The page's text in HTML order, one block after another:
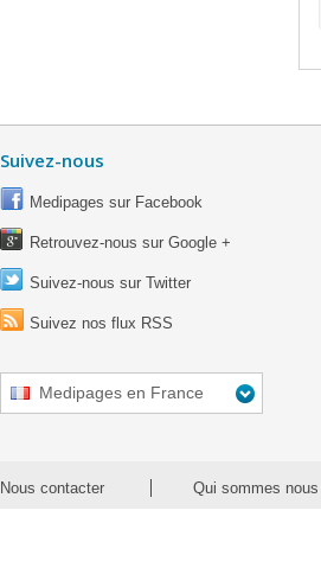
Suivez-nous
Medipages sur Facebook
Retrouvez-nous sur Google +
Suivez-nous sur Twitter
Suivez nos flux RSS
Medipages en France
Nous contacter Qui sommes